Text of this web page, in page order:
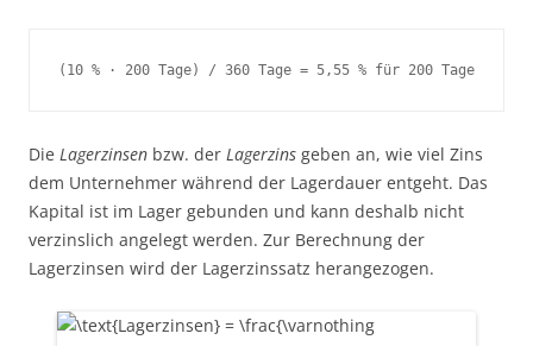
Die Lagerzinsen bzw. der Lagerzins geben an, wie viel Zins
dem Unternehmer während der Lagerdauer entgeht. Das
Kapital ist im Lager gebunden und kann deshalb nicht
verzinslich angelegt werden. Zur Berechnung der
Lagerzinsen wird der Lagerzinssatz herangezogen.